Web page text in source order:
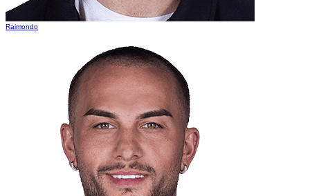
Raimondo